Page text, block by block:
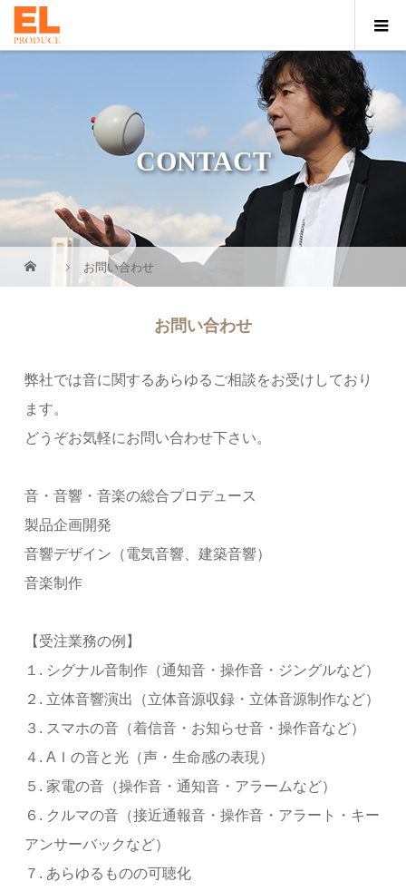
CONTACT
お問い合わせ
お問い合わせ
弊社では音に関するあらゆるご相談をお受けしており
ます。
どうぞお気軽にお問い合わせ下さい。
音・音響・音楽の総合プロデュース
製品企画開発
音響デザイン（電気音響、建築音響）
音楽制作
【受注業務の例】
１. シグナル音制作（通知音・操作音・ジングルなど）
２. 立体音響演出（立体音源収録・立体音源制作など）
３. スマホの音（着信音・お知らせ音・操作音など）
４. AＩの音と光（声・生命感の表現）
５. 家電の音（操作音・通知音・アラームなど）
６. クルマの音（接近通報音・操作音・アラート・キー
アンサーバックなど）
７. あらゆるものの可聴化